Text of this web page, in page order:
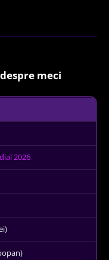
meci
2026